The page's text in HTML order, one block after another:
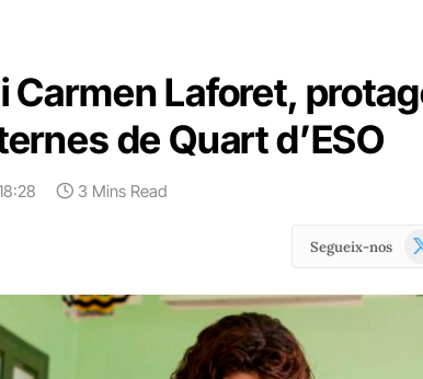
Carmen Laforet,
de Quart d’ESO
3 Mins Read
Segueix-nos
X